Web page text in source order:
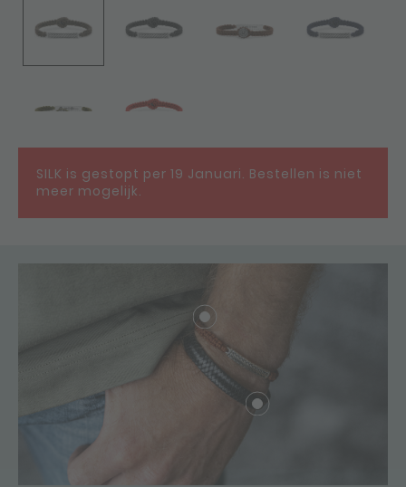
SILK is gestopt per 19 Januari. Bestellen is niet
meer mogelijk.